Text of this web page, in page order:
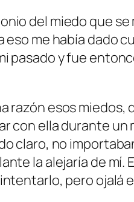
del miedo que
eso me había dado
pasado y fue
razón esos
con ella durante un
claro, no
la alejaría de mí.
pero ojalá